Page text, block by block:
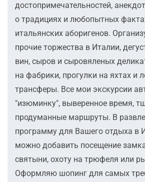
достопримечательностей,
о традициях и любопытных
итальянских аборигенов.
прочие торжества в Италии,
вин, сыров и сыровяленых
на фабрики, прогулки на яхтах и
трансферы. Все мои экскурсии
"изюминку", выверенное время,
продуманные маршруты. В
программу для Вашего отдыха в
можно добавить посещение
святыни, охоту на трюфеля или
Оформляю шопинг для самых